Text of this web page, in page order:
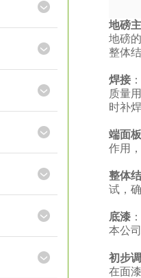
地磅
地磅
整体
焊接
质量
时补
端面
作用
整体
试，
底漆
本公
初步
在面